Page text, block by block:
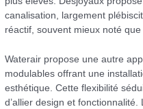
canalisation, largement
réactif, souvent mieux noté
Waterair propose une autre
modulables offrant une
esthétique. Cette flexibilité
d’allier design et